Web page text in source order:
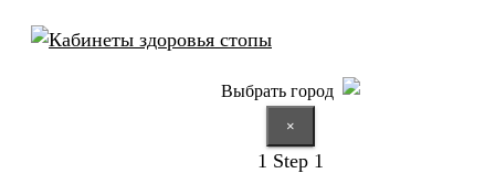
Выбрать город
×
1 Step 1